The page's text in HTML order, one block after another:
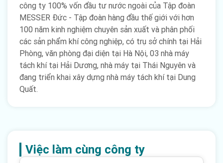
công ty 100% vốn đầu tư nước ngoài của Tập đoàn
MESSER Đức - Tập đoàn hàng đầu thế giới với hơn
100 năm kinh nghiệm chuyên sản xuất và phân phối
các sản phẩm khí công nghiệp, có trụ sở chính tại Hải
Phòng, văn phòng đại diện tại Hà Nội, 03 nhà máy
tách khí tại Hải Dương, nhà máy tại Thái Nguyên và
đang triển khai xây dựng nhà máy tách khí tại Dung
Quất.
Việc làm cùng công ty